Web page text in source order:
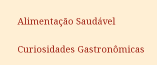
Alimentação Saudável
Curiosidades Gastronômicas